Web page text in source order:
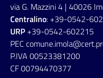
via G. Mazzini 4 | 40026
Centralino: +39-0542-
URP +39-0542-602215
PEC
P.IVA 00523381200
CF 00794470377